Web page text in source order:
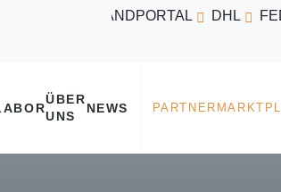
VERSANDPORTAL DHL